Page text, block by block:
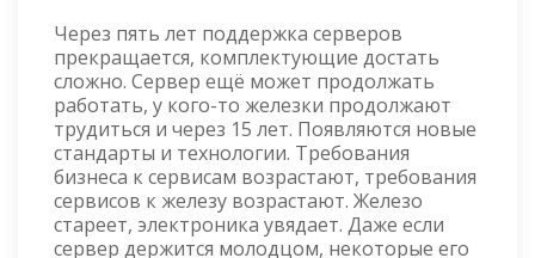
Через пять лет поддержка серверов
прекращается, комплектующие достать
сложно. Сервер ещё может продолжать
работать, у кого-то железки продолжают
трудиться и через 15 лет. Появляются новые
стандарты и технологии. Требования
бизнеса к сервисам возрастают, требования
сервисов к железу возрастают. Железо
стареет, электроника увядает. Даже если
сервер держится молодцом, некоторые его